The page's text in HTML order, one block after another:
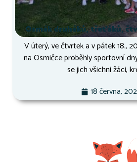
Osmák druháků, třeťáků,
V úterý, ve čtvrtek a v pátek 18.,
na Osmičce proběhly sportovní
se jich všichni žáci,
18 června,